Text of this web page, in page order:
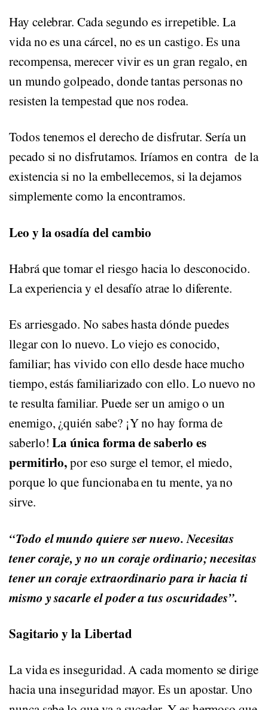
Hay celebrar. Cada segundo es irrepetible. La
vida no es una cárcel, no es un castigo. Es una
recompensa, merecer vivir es un gran regalo, en
un mundo golpeado, donde tantas personas no
resisten la tempestad que nos rodea.
Todos tenemos el derecho de disfrutar. Sería un
pecado si no disfrutamos. Iríamos en contra de la
existencia si no la embellecemos, si la dejamos
simplemente como la encontramos.
Leo y la osadía del cambio
Habrá que tomar el riesgo hacia lo desconocido.
La experiencia y el desafío atrae lo diferente.
Es arriesgado. No sabes hasta dónde puedes
llegar con lo nuevo. Lo viejo es conocido,
familiar; has vivido con ello desde hace mucho
tiempo, estás familiarizado con ello. Lo nuevo no
te resulta familiar. Puede ser un amigo o un
enemigo, ¿quién sabe? ¡Y no hay forma de
saberlo!La única forma de saberlo es
permitirlo,por eso surge el temor, el miedo,
porque lo que funcionaba en tu mente, ya no
sirve.
“Todo el mundo quiere ser nuevo. Necesitas
tener coraje, y no un coraje ordinario; necesitas
tener un coraje extraordinario para ir hacia ti
mismo y sacarle el poder a tus oscuridades”.
Sagitario y la Libertad
La vida es inseguridad. A cada momento se dirige
hacia una inseguridad mayor. Es un apostar. Uno